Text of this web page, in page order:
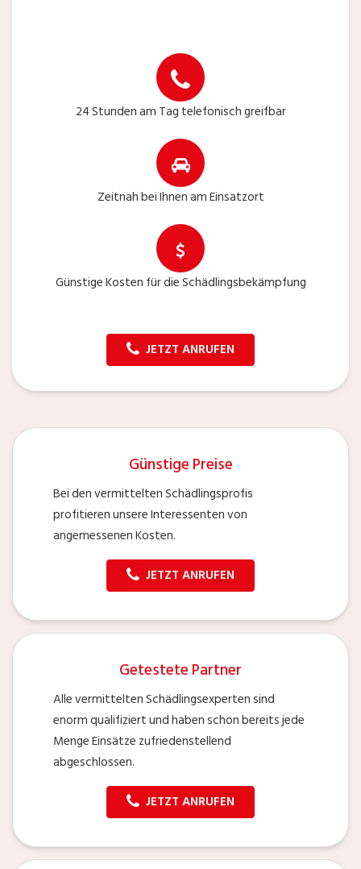
24 Stunden am Tag telefonisch greifbar
Zeitnah bei Ihnen am Einsatzort
Günstige Kosten für die Schädlingsbekämpfung
JETZT ANRUFEN
Günstige Preise
Bei den vermittelten Schädlingsprofis
profitieren unsere Interessenten von
angemessenen Kosten.
JETZT ANRUFEN
Getestete Partner
Alle vermittelten Schädlingsexperten sind
enorm qualifiziert und haben schon bereits jede
Menge Einsätze zufriedenstellend
abgeschlossen.
JETZT ANRUFEN